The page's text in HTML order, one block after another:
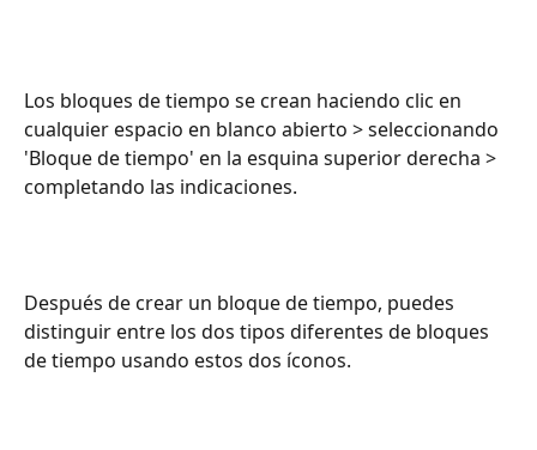
Los bloques de tiempo se crean haciendo clic en
cualquier espacio en blanco abierto > seleccionando
'Bloque de tiempo' en la esquina superior derecha >
completando las indicaciones.
Después de crear un bloque de tiempo, puedes
distinguir entre los dos tipos diferentes de bloques
de tiempo usando estos dos íconos.